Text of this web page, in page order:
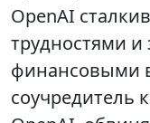
OpenAI
трудностями
финансовыми
соучредитель